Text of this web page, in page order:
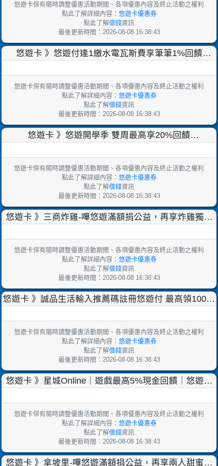
悠遊卡保有隨時調整優惠活動期間、各項優惠內容及終止活動之權利
點此了解詳細內容： 悠遊卡優惠券
點此了解借錢資訊
最後更新時間：2026-08-08 16:38:43
悠遊卡 》悠遊付逢1繳水電瓦斯費享筆筆1%回饋
悠遊卡保有隨時調整優惠活動期間、各項優惠內容及終止活動之權利
點此了解詳細內容： 悠遊卡優惠券
點此了解借錢資訊
最後更新時間：2026-08-08 16:38:43
悠遊卡 》悠遊開學季 雙周最高享20%回饋
悠遊卡保有隨時調整優惠活動期間、各項優惠內容及終止活動之權利
點此了解詳細內容： 悠遊卡優惠券
點此了解借錢資訊
最後更新時間：2026-08-08 16:38:43
悠遊卡 》三商炸雞-嗶悠遊滿額捐公益，再享炸雞獨享
悠遊卡保有隨時調整優惠活動期間、各項優惠內容及終止活動之權利
點此了解詳細內容： 悠遊卡優惠券
點此了解借錢資訊
最後更新時間：2026-08-08 16:38:43
悠遊卡 》誠品生活輸入推薦碼註冊悠遊付 最高領100元
悠遊卡保有隨時調整優惠活動期間、各項優惠內容及終止活動之權利
點此了解詳細內容： 悠遊卡優惠券
點此了解借錢資訊
最後更新時間：2026-08-08 16:38:43
悠遊卡 》星城Online｜遊戲最高5%現金回饋｜悠遊付
悠遊卡保有隨時調整優惠活動期間、各項優惠內容及終止活動之權利
點此了解詳細內容： 悠遊卡優惠券
點此了解借錢資訊
最後更新時間：2026-08-08 16:38:43
悠遊卡 》拿坡里-嗶悠遊滿額捐公益，再享兩人甜蜜餐